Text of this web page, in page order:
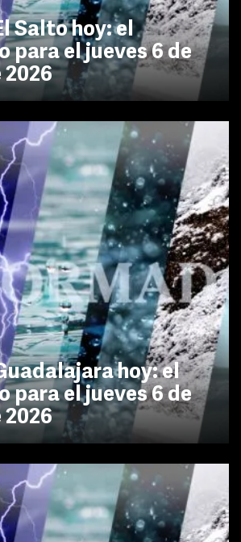
Salto hoy: el
para el jueves 6 de
2026
hoy: el
para el jueves 6 de
2026